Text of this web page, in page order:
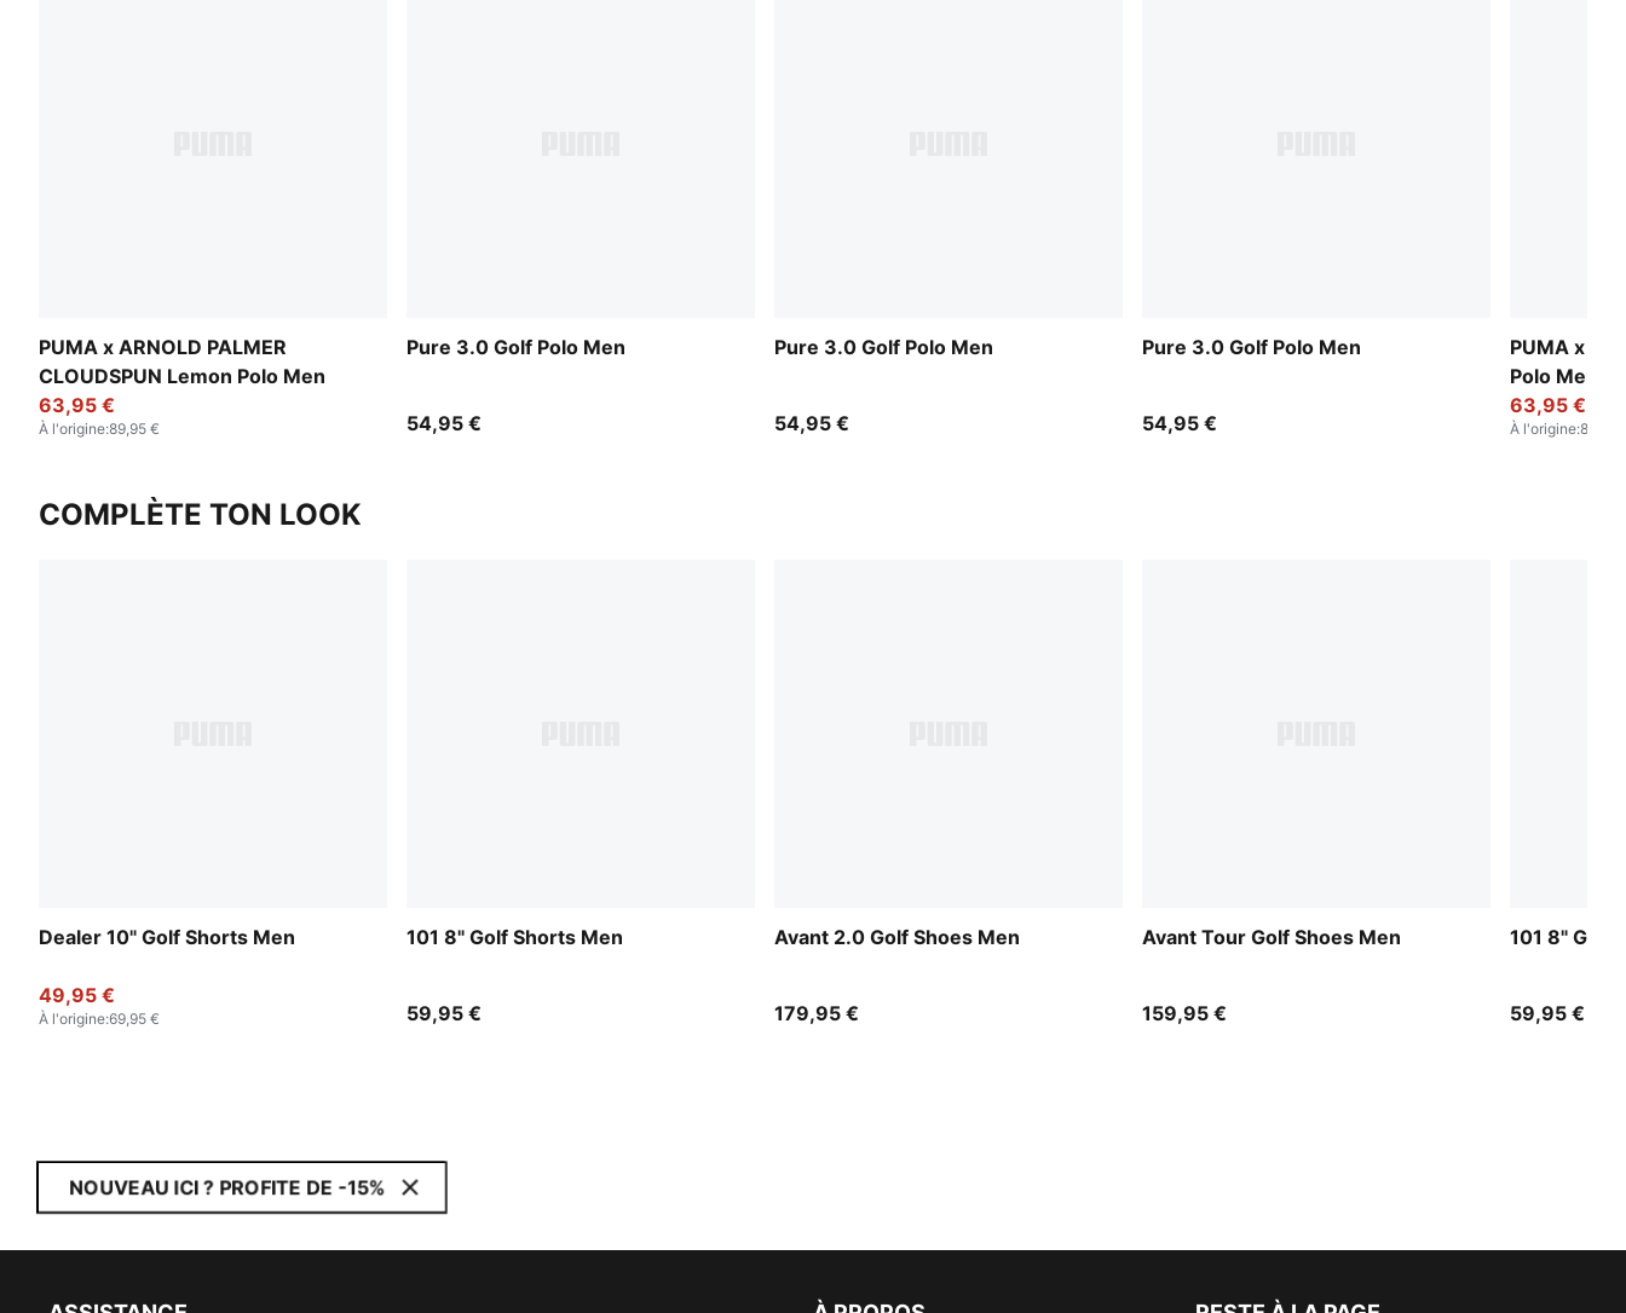
PUMA x ARNOLD PALMER
CLOUDSPUN Lemon Polo Men
63,95 €
À l'origine:89,95 €
Pure 3.0 Golf Polo Men
54,95 €
Pure 3.0 Golf Polo Men
54,95 €
Pure 3.0 Golf Polo Men
54,95 €
PUMA x
Polo Men
63,95 €
À l'origine:89,95
COMPLÈTE TON LOOK
Dealer 10" Golf Shorts Men
49,95 €
À l'origine:69,95 €
101 8" Golf Shorts Men
59,95 €
Avant 2.0 Golf Shoes Men
179,95 €
Avant Tour Golf Shoes Men
159,95 €
101 8" Golf
59,95 €
NOUVEAU ICI ? PROFITE DE -15%